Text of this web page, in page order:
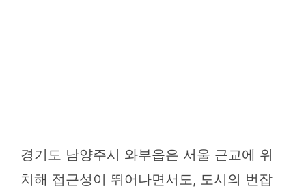
경기도 남양주시 와부읍은 서울 근교에 위
치해 접근성이 뛰어나면서도, 도시의 번잡